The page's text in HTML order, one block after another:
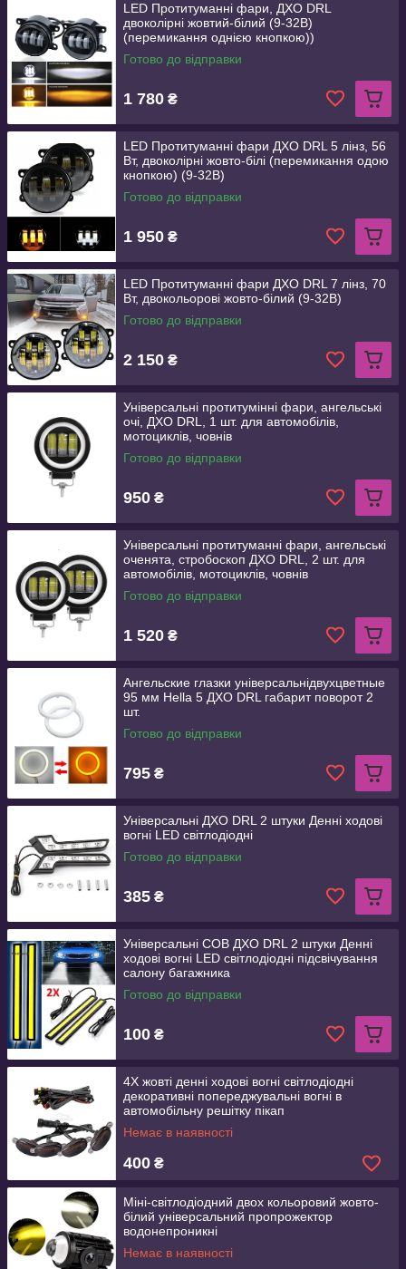
LED Протитуманні фари, ДХО DRL
двоколірні жовтий-білий (9-32В)
(перемикання однією кнопкою))
Готово до відправки
1 780 ₴
LED Протитуманні фари ДХО DRL 5 лінз, 56
Вт, двоколірні жовто-білі (перемикання одою
кнопкою) (9-32В)
Готово до відправки
1 950 ₴
LED Протитуманні фари ДХО DRL 7 лінз, 70
Вт, двокольорові жовто-білий (9-32В)
Готово до відправки
2 150 ₴
Універсальні протитумінні фари, ангельські
очі, ДХО DRL, 1 шт. для автомобілів,
мотоциклів, човнів
Готово до відправки
950 ₴
Універсальні протитуманні фари, ангельські
оченята, стробоскоп ДХО DRL, 2 шт. для
автомобілів, мотоциклів, човнів
Готово до відправки
1 520 ₴
Ангельские глазки універсальнідвухцветные
95 мм Hella 5 ДХО DRL габарит поворот 2
шт.
Готово до відправки
795 ₴
Універсальні ДХО DRL 2 штуки Денні ходові
вогні LED світлодіодні
Готово до відправки
385 ₴
Універсальні COB ДХО DRL 2 штуки Денні
ходові вогні LED світлодіодні підсвічування
салону багажника
Готово до відправки
100 ₴
4X жовті денні ходові вогні світлодіодні
декоративні попереджувальні вогні в
автомобільну решітку пікап
Немає в наявності
400 ₴
Міні-світлодіодний двох кольоровий жовто-
білий універсальний пропрожектор
водонепроникні
Немає в наявності